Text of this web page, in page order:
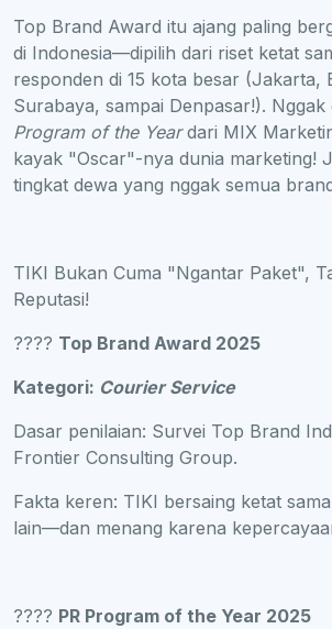
Top Brand Award itu ajang paling
di Indonesia—dipilih dari riset ketat
responden di 15 kota besar (Jakarta,
Surabaya, sampai Denpasar!). Nggak
Program of the Yeardari MIX
kayak "Oscar"-nya dunia marketing!
tingkat dewa yang nggak semua
TIKI Bukan Cuma "Ngantar Paket",
Reputasi!
???? Top Brand Award 2025
Kategori: Courier Service
Dasar penilaian: Survei Top Brand
Frontier Consulting Group.
Fakta keren: TIKI bersaing ketat
lain—dan menang karena
???? PR Program of the Year 2025